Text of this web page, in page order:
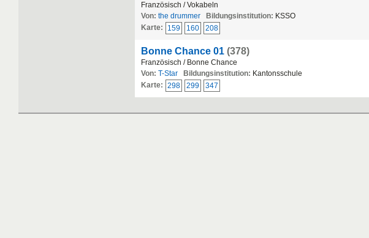
Französisch / Vokabeln
Von: the drummer Bildungsinstitution: KSSO
Karte:
159 160 208
Bonne Chance 01 (378)
Französisch / Bonne Chance
Von: T-Star Bildungsinstitution: Kantonsschule
Karte: 298 299 347